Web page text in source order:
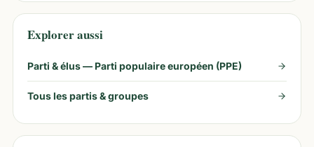
Explorer aussi
Parti & élus — Parti populaire européen (PPE)
Tous les partis & groupes